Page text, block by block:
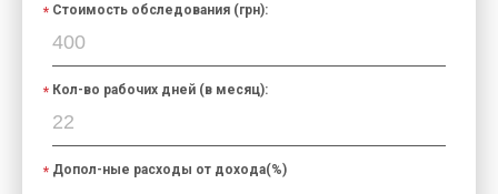
Стоимость обследования (грн):
Кол-во рабочих дней (в месяц):
Допол-ные расходы от дохода(%)